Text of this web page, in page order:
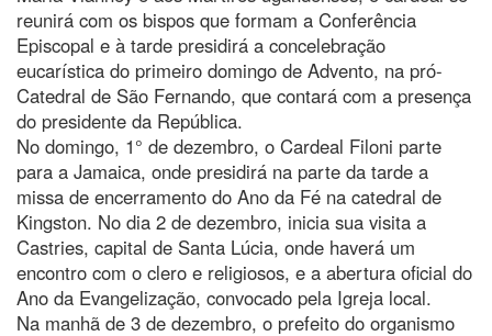
reunirá com os bispos que formam a Conferência
Episcopal e à tarde presidirá a concelebração
eucarística do primeiro domingo de Advento, na pró-
Catedral de São Fernando, que contará com a presença
do presidente da República.
No domingo, 1° de dezembro, o Cardeal Filoni parte
para a Jamaica, onde presidirá na parte da tarde a
missa de encerramento do Ano da Fé na catedral de
Kingston. No dia 2 de dezembro, inicia sua visita a
Castries, capital de Santa Lúcia, onde haverá um
encontro com o clero e religiosos, e a abertura oficial do
Ano da Evangelização, convocado pela Igreja local.
Na manhã de 3 de dezembro, o prefeito do organismo